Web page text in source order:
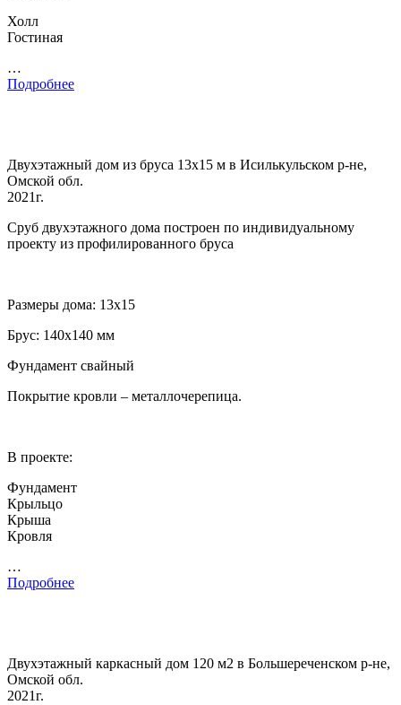
Холл
Гостиная
…
Подробнее
Двухэтажный дом из бруса 13х15 м в Исилькульском р-не,
Омской обл.
2021г.
Сруб двухэтажного дома построен по индивидуальному
проекту из профилированного бруса
Размеры дома: 13х15
Брус: 140х140 мм
Фундамент свайный
Покрытие кровли – металлочерепица.
В проекте:
Фундамент
Крыльцо
Крыша
Кровля
…
Подробнее
Двухэтажный каркасный дом 120 м2 в Большереченском р-не,
Омской обл.
2021г.